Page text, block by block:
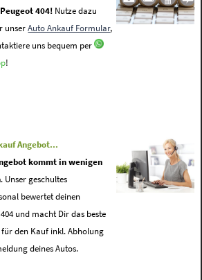
404! Nutze dazu
unserAuto Ankauf Formular,
uns bequem per
!
Angebot...
kommt in wenigen
. Unser geschultes
bewertet deinen
und macht Dir das beste
für den Kauf inkl. Abholung
deines Autos.